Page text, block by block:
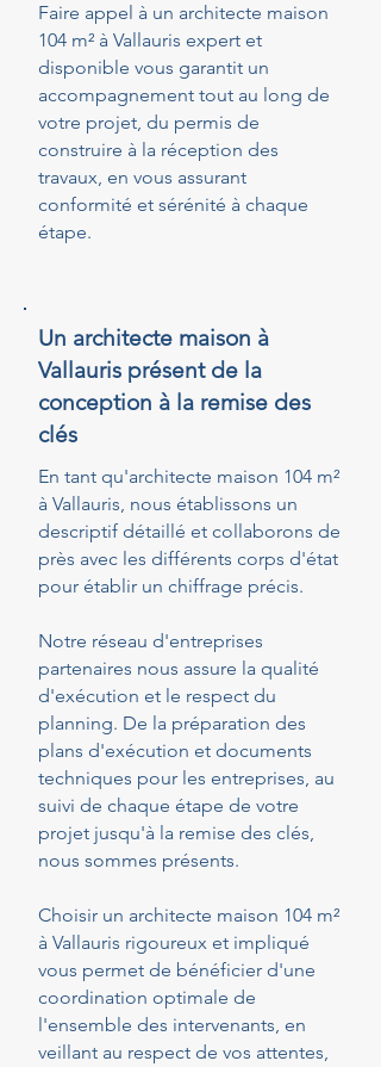
Faire appel à un architecte maison
104 m² à Vallauris expert et
disponible vous garantit un
accompagnement tout au long de
votre projet, du permis de
construire à la réception des
travaux, en vous assurant
conformité et sérénité à chaque
étape.
Un architecte maison à
Vallauris présent de la
conception à la remise des
clés
En tant qu'architecte maison 104 m²
à Vallauris, nous établissons un
descriptif détaillé et collaborons de
près avec les différents corps d'état
pour établir un chiffrage précis.
Notre réseau d'entreprises
partenaires nous assure la qualité
d'exécution et le respect du
planning. De la préparation des
plans d'exécution et documents
techniques pour les entreprises, au
suivi de chaque étape de votre
projet jusqu'à la remise des clés,
nous sommes présents.
Choisir un architecte maison 104 m²
à Vallauris rigoureux et impliqué
vous permet de bénéficier d'une
coordination optimale de
l'ensemble des intervenants, en
veillant au respect de vos attentes,